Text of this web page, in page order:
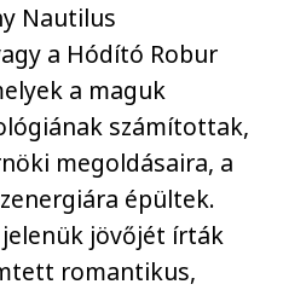
Nautilus
a Hódító Robur
a maguk
számítottak,
megoldásaira, a
épültek.
jövőjét írták
romantikus,